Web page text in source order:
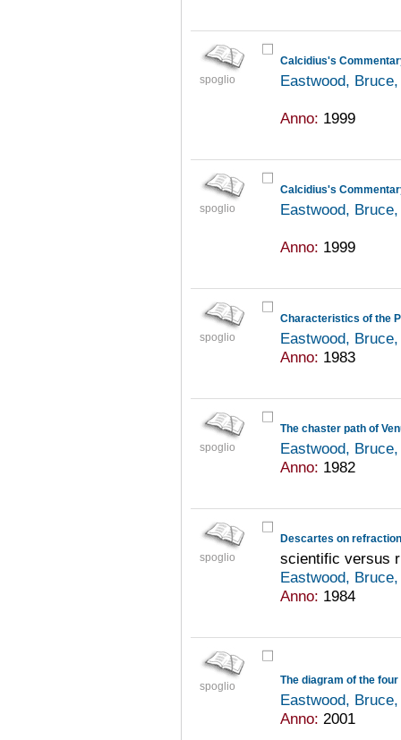
spoglio Eastwood,
Anno: 1999
spoglio Eastwood,
Anno: 1999
spoglio
Eastwood,
Anno: 1983
spoglio
Eastwood,
Anno: 1982
spoglio
Descartes on refraction
scientific versus
Eastwood,
Anno: 1984
spoglio
Eastwood,
Anno: 2001